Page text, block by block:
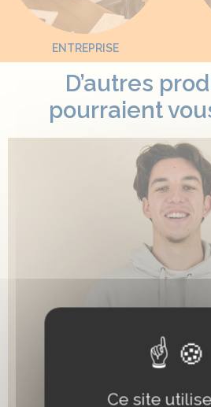
ENTREPRISE
D’autres
pourraient
Ce site